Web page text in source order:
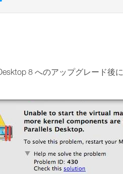
8 へのアップグレード後